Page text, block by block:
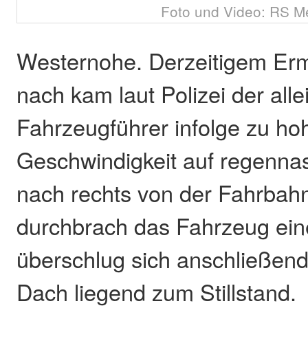
Foto und Video: RS
Westernohe. Derzeitigem
nach kam laut Polizei der
Fahrzeugführer infolge zu
Geschwindigkeit auf
nach rechts von der
durchbrach das Fahrzeug
überschlug sich
Dach liegend zum Stillstand.